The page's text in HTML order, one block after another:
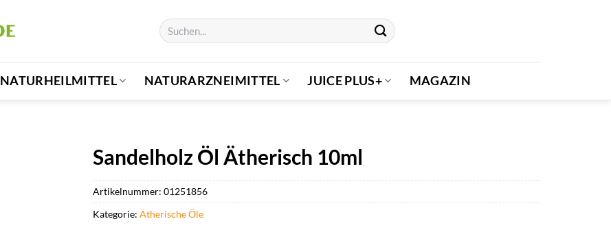
Suchen
nach:
NATURHEILMITTEL NATURARZNEIMITTEL JUICE PLUS+ MAGAZIN
Sandelholz Öl Ätherisch 10ml
Artikelnummer: 01251856
Kategorie: Ätherische Öle